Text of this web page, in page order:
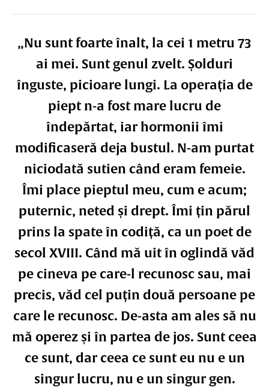
„Nu sunt foarte înalt, la cei 1 metru 73
ai mei. Sunt genul zvelt. Șolduri
înguste, picioare lungi. La operația de
piept n-a fost mare lucru de
îndepărtat, iar hormonii îmi
modificaseră deja bustul. N-am purtat
niciodată sutien când eram femeie.
Îmi place pieptul meu, cum e acum;
puternic, neted și drept. Îmi țin părul
prins la spate în codiță, ca un poet de
secol XVIII. Când mă uit în oglindă văd
pe cineva pe care-l recunosc sau, mai
precis, văd cel puțin două persoane pe
care le recunosc. De-asta am ales să nu
mă operez și în partea de jos. Sunt ceea
ce sunt, dar ceea ce sunt eu nu e un
singur lucru, nu e un singur gen.